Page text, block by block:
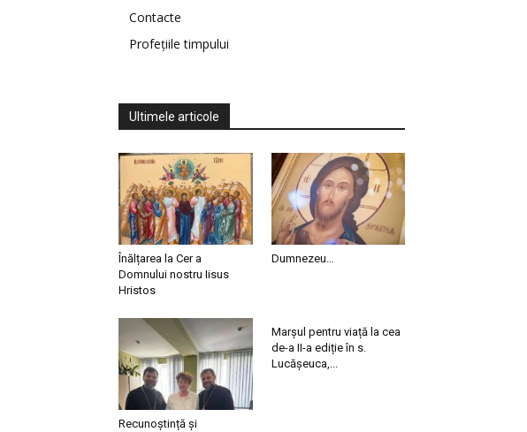
Contacte
Profețiile timpului
Ultimele articole
Înălțarea la Cer a
Domnului nostru Iisus
Hristos
Dumnezeu…
Recunoștință și
Marșul pentru viață la cea
de-a II-a ediție în s.
Lucășeuca,...